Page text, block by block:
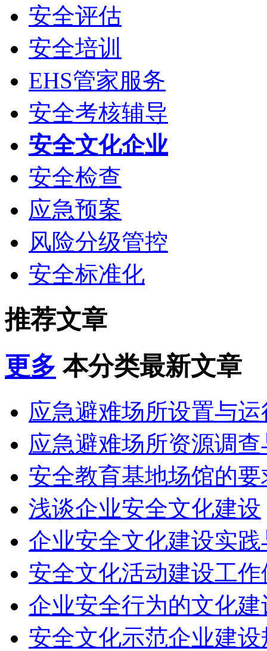
安全评估
安全培训
EHS管家服务
安全考核辅导
安全文化企业
安全检查
应急预案
风险分级管控
安全标准化
推荐文章
更多 本分类最新文章
应急避难场所设置与
应急避难场所资源调
安全教育基地场馆的要
浅谈企业安全文化建设
企业安全文化建设实
安全文化活动建设工作
企业安全行为的文化建
安全文化示范企业建设